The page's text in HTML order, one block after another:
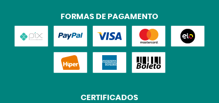
FORMAS DE PAGAMENTO
CERTIFICADOS